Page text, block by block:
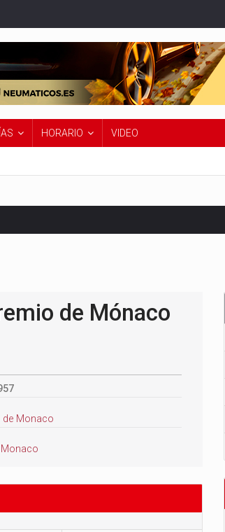
HORARIO VIDEO
de Mónaco
de Monaco